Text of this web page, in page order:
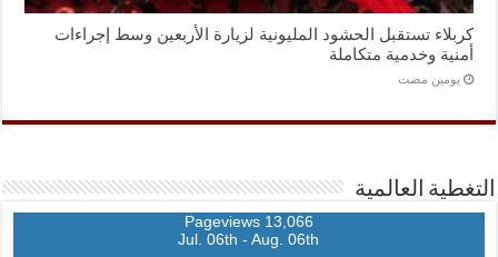
كربلاء تستقبل الحشود المليونية لزيارة الأربعين وسط إجراءات
أمنية وخدمية متكاملة
‏يومين مضت
التغطية العالمية
13,066 Pageviews
Jul. 06th - Aug. 06th